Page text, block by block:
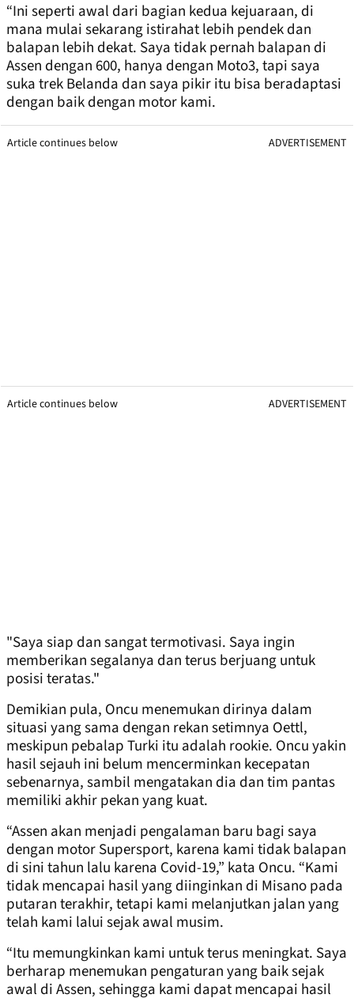
“Ini seperti awal dari bagian kedua kejuaraan, di
mana mulai sekarang istirahat lebih pendek dan
balapan lebih dekat. Saya tidak pernah balapan di
Assen dengan 600, hanya dengan Moto3, tapi saya
suka trek Belanda dan saya pikir itu bisa beradaptasi
dengan baik dengan motor kami.
Article continues below ADVERTISEMENT
Article continues below ADVERTISEMENT
"Saya siap dan sangat termotivasi. Saya ingin
memberikan segalanya dan terus berjuang untuk
posisi teratas."
Demikian pula, Oncu menemukan dirinya dalam
situasi yang sama dengan rekan setimnya Oettl,
meskipun pebalap Turki itu adalah rookie. Oncu yakin
hasil sejauh ini belum mencerminkan kecepatan
sebenarnya, sambil mengatakan dia dan tim pantas
memiliki akhir pekan yang kuat.
“Assen akan menjadi pengalaman baru bagi saya
dengan motor Supersport, karena kami tidak balapan
di sini tahun lalu karena Covid-19,” kata Oncu. “Kami
tidak mencapai hasil yang diinginkan di Misano pada
putaran terakhir, tetapi kami melanjutkan jalan yang
telah kami lalui sejak awal musim.
“Itu memungkinkan kami untuk terus meningkat. Saya
berharap menemukan pengaturan yang baik sejak
awal di Assen, sehingga kami dapat mencapai hasil